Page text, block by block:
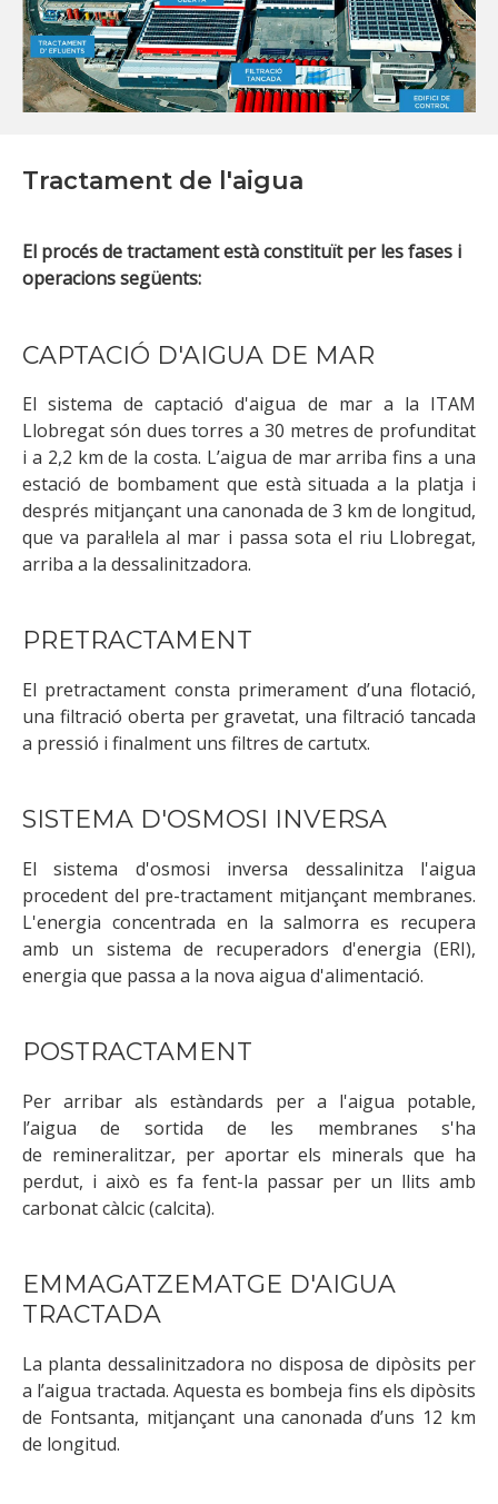
Tractament de l'aigua
El procés de tractament està constituït per les fases i
operacions següents:
CAPTACIÓ D'AIGUA DE MAR
El sistema de captació d'aigua de mar a la ITAM
Llobregat són dues torres a 30 metres de profunditat
i a 2,2 km de la costa. L’aigua de mar arriba fins a una
estació de bombament que està situada a la platja i
després mitjançant una canonada de 3 km de longitud,
que va paral·lela al mar i passa sota el riu Llobregat,
arriba a la dessalinitzadora.
PRETRACTAMENT
El pretractament consta primerament d’una flotació,
una filtració oberta per gravetat, una filtració tancada
a pressió i finalment uns filtres de cartutx.
SISTEMA D'OSMOSI INVERSA
El sistema d'osmosi inversa dessalinitza l'aigua
procedent del pre-tractament mitjançant membranes.
L'energia concentrada en la salmorra es recupera
amb un sistema de recuperadors d'energia (ERI),
energia que passa a la nova aigua d'alimentació.
POSTRACTAMENT
Per arribar als estàndards per a l'aigua potable,
l’aigua de sortida de les membranes s'ha
de remineralitzar, per aportar els minerals que ha
perdut, i això es fa fent-la passar per un llits amb
carbonat càlcic (calcita).
EMMAGATZEMATGE D'AIGUA
TRACTADA
La planta dessalinitzadora no disposa de dipòsits per
a l’aigua tractada. Aquesta es bombeja fins els dipòsits
de Fontsanta, mitjançant una canonada d’uns 12 km
de longitud.